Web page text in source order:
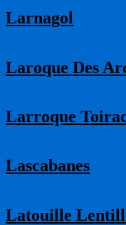
Larnagol
Laroque Des
Larroque
Lascabanes
Latouille